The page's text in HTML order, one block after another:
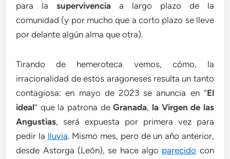
para lasupervivencia a largo plazo de la
comunidad (y por mucho que a corto plazo se lleve
por delante algún alma que otra).
Tirando de hemeroteca vemos, cómo, la
irracionalidad de estos aragoneses resulta un tanto
contagiosa: en mayo de 2023 se anuncia en “El
ideal” que la patrona deGranada, la Virgen de las
Angustias, será expuesta por primera vez para
pedir la lluvia. Mismo mes, pero de un año anterior,
desde Astorga (León), se hace algo parecido con